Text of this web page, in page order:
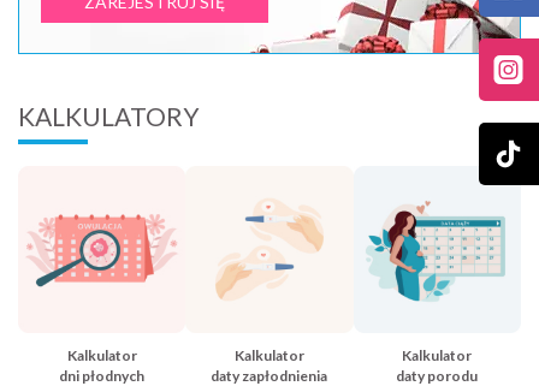
KALKULATORY
Kalkulator
dni płodnych
Kalkulator
daty zapłodnienia
Kalkulator
daty porodu